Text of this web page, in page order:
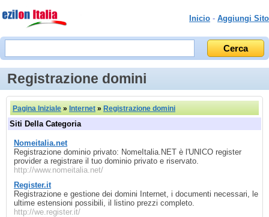
Inicio - Aggiungi Sito
Registrazione domini
Pagina Iniziale » Internet » Registrazione domini
Siti Della Categoria
Nomeitalia.net
Registrazione dominio privato: NomeItalia.NET è l'UNICO register
provider a registrare il tuo dominio privato e riservato.
http://www.nomeitalia.net/
Register.it
Registrazione e gestione dei domini Internet, i documenti necessari, le
ultime estensioni possibili, il listino prezzi completo.
http://we.register.it/